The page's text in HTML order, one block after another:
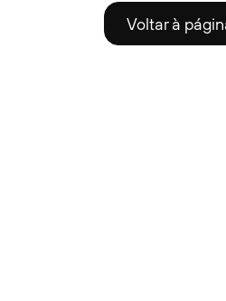
Voltar à